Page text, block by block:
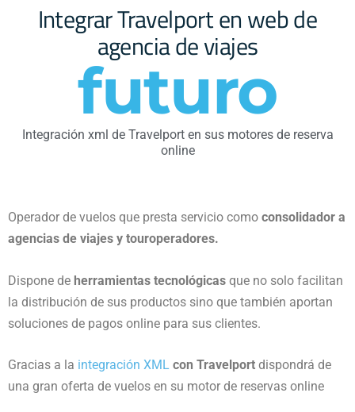
Integrar Travelport en web de
agencia de viajes
futuro
Integración xml de Travelport en sus motores de reserva
online
Operador de vuelos que presta servicio como consolidador a
agencias de viajes y touroperadores.
Dispone de herramientas tecnológicas que no solo facilitan
la distribución de sus productos sino que también aportan
soluciones de pagos online para sus clientes.
Gracias a la integración XML con Travelport dispondrá de
una gran oferta de vuelos en su motor de reservas online